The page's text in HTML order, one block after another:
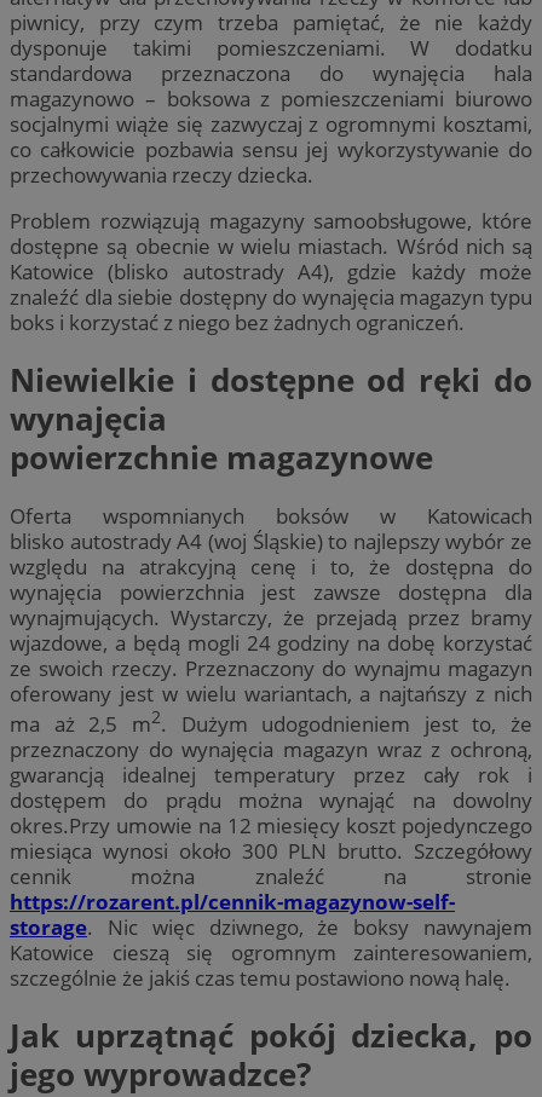
piwnicy, przy czym trzeba pamiętać, że nie każdy
dysponuje takimi pomieszczeniami. W dodatku
standardowa przeznaczona do wynajęcia hala
magazynowo – boksowa z pomieszczeniami biurowo
socjalnymi wiąże się zazwyczaj z ogromnymi kosztami,
co całkowicie pozbawia sensu jej wykorzystywanie do
przechowywania rzeczy dziecka.
Problem rozwiązują magazyny samoobsługowe, które
dostępne są obecnie w wielu miastach. Wśród nich są
Katowice (blisko autostrady A4), gdzie każdy może
znaleźć dla siebie dostępny do wynajęcia magazyn typu
boks i korzystać z niego bez żadnych ograniczeń.
Niewielkie i dostępne od ręki do
wynajęcia
powierzchnie magazynowe
Oferta wspomnianych boksów w Katowicach
blisko autostrady A4 (woj Śląskie) to najlepszy wybór ze
względu na atrakcyjną cenę i to, że dostępna do
wynajęcia powierzchnia jest zawsze dostępna dla
wynajmujących. Wystarczy, że przejadą przez bramy
wjazdowe, a będą mogli 24 godziny na dobę korzystać
ze swoich rzeczy. Przeznaczony do wynajmu magazyn
oferowany jest w wielu wariantach, a najtańszy z nich
ma aż 2,5 m2. Dużym udogodnieniem jest to, że
przeznaczony do wynajęcia magazyn wraz z ochroną,
gwarancją idealnej temperatury przez cały rok i
dostępem do prądu można wynająć na dowolny
okres.Przy umowie na 12 miesięcy koszt pojedynczego
miesiąca wynosi około 300 PLN brutto. Szczegółowy
cennik można znaleźć na stronie
https://rozarent.pl/cennik-magazynow-self-
storage. Nic więc dziwnego, że boksy nawynajem
Katowice cieszą się ogromnym zainteresowaniem,
szczególnie że jakiś czas temu postawiono nową halę.
Jak uprzątnąć pokój dziecka, po
jego wyprowadzce?